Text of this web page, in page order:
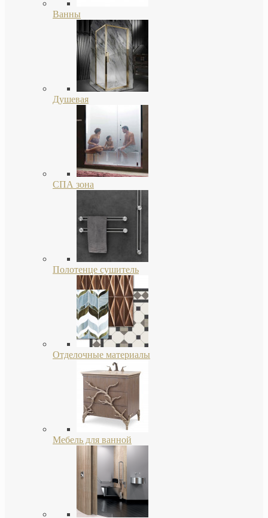
Ванны
Душевая
СПА зона
Полотенце сушитель
Отделочные материалы
Мебель для ванной